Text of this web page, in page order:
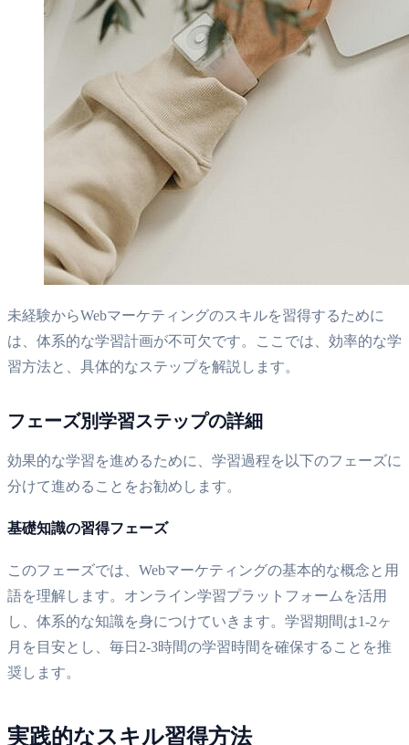
未経験からWebマーケティングのスキルを習得するために
は、体系的な学習計画が不可欠です。ここでは、効率的な学
習方法と、具体的なステップを解説します。
フェーズ別学習ステップの詳細
効果的な学習を進めるために、学習過程を以下のフェーズに
分けて進めることをお勧めします。
基礎知識の習得フェーズ
このフェーズでは、Webマーケティングの基本的な概念と用
語を理解します。オンライン学習プラットフォームを活用
し、体系的な知識を身につけていきます。学習期間は1-2ヶ
月を目安とし、毎日2-3時間の学習時間を確保することを推
奨します。
実践的なスキル習得方法